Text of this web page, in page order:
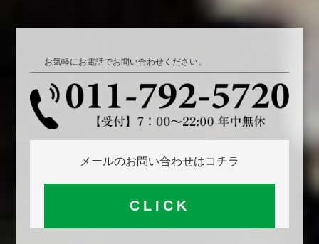
お気軽にお電話でお問い合わせください。
メールのお問い合わせはコチラ
CLICK